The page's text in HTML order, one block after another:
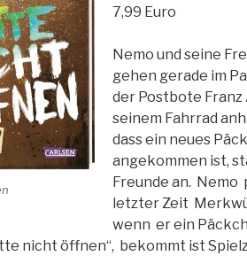
7,99 Euro
Nemo und seine
gehen gerade im
der Postbote Franz
seinem Fahrrad
dass ein neues
angekommen ist,
Freunde an. Nemo
letzter Zeit
wenn er ein
nicht öffnen“, bekommt ist